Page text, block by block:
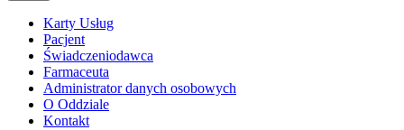
Karty Usług
Pacjent
Świadczeniodawca
Farmaceuta
Administrator danych osobowych
O Oddziale
Kontakt